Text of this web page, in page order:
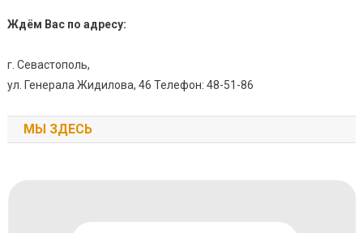
Ждём Вас по адресу:
г. Севастополь,
ул. Генерала Жидилова, 46 Телефон: 48-51-86
МЫ ЗДЕСЬ